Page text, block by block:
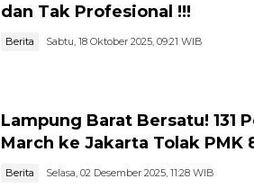
dan Tak Profesional !!!
Berita Sabtu, 18 Oktober 2025, 09:21 WIB
Lampung Barat Bersatu! 131
March ke Jakarta Tolak PMK
Berita Selasa, 02 Desember 2025, 11:28 WIB